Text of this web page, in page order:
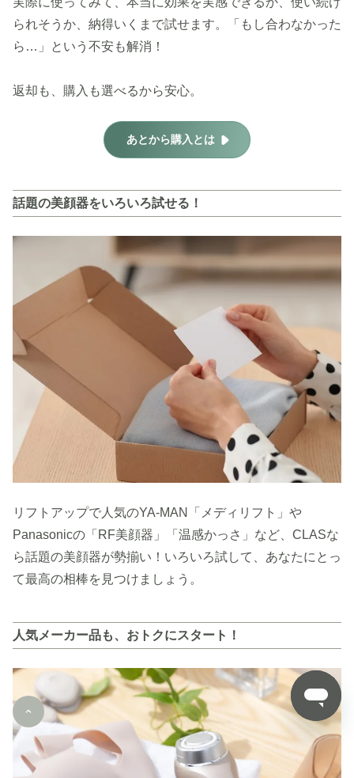
られそうか、納得いくまで試せます。「もし合わなかった
ら…」という不安も解消！
返却も、購入も選べるから安心。
あとから購入とは
話題の美顔器をいろいろ試せる！
リフトアップで人気のYA-MAN「メディリフト」や
Panasonicの「RF美顔器」「温感かっさ」など、CLASな
ら話題の美顔器が勢揃い！いろいろ試して、あなたにとっ
て最高の相棒を見つけましょう。
人気メーカー品も、おトクにスタート！